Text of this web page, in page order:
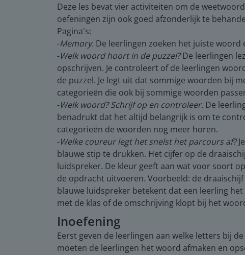
Deze les bevat vier activiteiten om de
oefeningen zijn ook goed afzonderlijk te
Pagina's:
-Memory. De leerlingen zoeken het juiste woord
-Welk woord hoort in de puzzel?De leerlingen
opschrijven. Je controleert of de leerlingen
de puzzel. Je legt uit dat sommige woorden bij
categorieën die ook bij sommige woorden
-Welk woord? Schrijf op en controleer. De
benadrukt dat het altijd belangrijk is om te
categorieën de woorden nog meer horen.
-Welke coureur legt het snelst het parcours af?
blauwe stip te drukken. Het cijfer op de
luidspreker. De kleur geeft aan wat voor soort
de opdracht uitvoeren. Voorbeeld: de
blauwe luidspreker betekent dat een leerling
met de klas of de omschrijving klopt bij het
Inoefening
Eerst geven de leerlingen aan welke letters bij
moeten de leerlingen het woord afmaken en